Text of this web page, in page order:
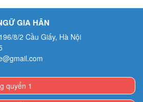
GIA HÂN
8/2 Cầu Giấy, Hà Nội
quyển 1